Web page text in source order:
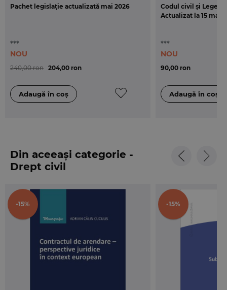
Pachet legislație actualizată mai 2026
***
240,00 ron 204,00 ron
NOU
Codul civil și Legea
Actualizat la 15 mai
***
90,00 ron
NOU
Din aceeași categorie -
Drept civil
-15% -15%